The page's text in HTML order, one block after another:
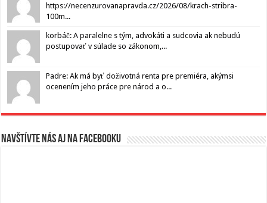
https://necenzurovanapravda.cz/2026/08/krach-stribra-
100m...
korbáč: A paralelne s tým, advokáti a sudcovia ak nebudú
postupovať v súlade so zákonom,...
Padre: Ak má byť doživotná renta pre premiéra, akýmsi
ocenením jeho práce pre národ a o...
Navštívte nás aj na Facebooku